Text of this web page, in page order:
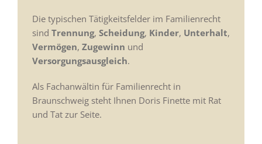
Die typischen Tätigkeitsfelder im Familienrecht
sind Trennung, Scheidung, Kinder, Unterhalt,
Vermögen, Zugewinn und
Versorgungsausgleich.
Als Fachanwältin für Familienrecht in
Braunschweig steht Ihnen Doris Finette mit Rat
und Tat zur Seite.